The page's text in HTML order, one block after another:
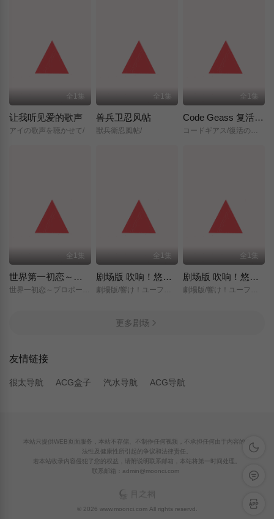
全1集
让我听见爱的歌声
アイの歌声を聴かせて/
全1集
兽兵卫忍风帖
獣兵衛忍風帖/
全1集
Code Geass 复活的鲁路修
コードギアス/復活のルルーシュ/
全1集
世界第一初恋～求婚篇～
全1集
剧场版 吹响！悠风号～想要传达的旋律～
全1集
剧场版 吹响！悠风号～誓言的终章～
更多剧场
友情链接
很太导航 ACG盒子 汽水导航 ACG导航
深色模
留言反
APP下
本站只提供WEB页面服务，本站不存储、不制作任何视频，不承担任何由于内容的合
法性及健康性所引起的争议和法律责任。
若本站收录内容侵犯了您的权益，请附说明联系邮箱，本站将第一时间处理。
联系邮箱：admin@moonci.com
© 2026 www.moonci.com All rights reservd.